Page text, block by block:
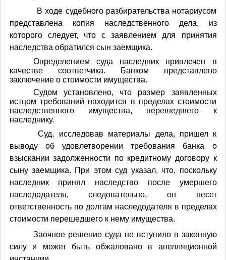
В ходе судебного разбирательства нотариусом
представлена копия наследственного дела, из
которого следует, что с заявлением для принятия
наследства обратился сын заемщика.
Определением суда наследник привлечен в
качестве соответчика. Банком представлено
заключение о стоимости имущества.
Судом установлено, что размер заявленных
истцом требований находится в пределах стоимости
наследственного имущества, перешедшего к
наследнику.
Суд, исследовав материалы дела, пришел к
выводу об удовлетворении требования банка о
взыскании задолженности по кредитному договору к
сыну заемщика. При этом суд указал, что, поскольку
наследник принял наследство после умершего
наследодателя, следовательно, он несет
ответственность по долгам наследодателя в пределах
стоимости перешедшего к нему имущества.
Заочное решение суда не вступило в законную
силу и может быть обжаловано в апелляционной